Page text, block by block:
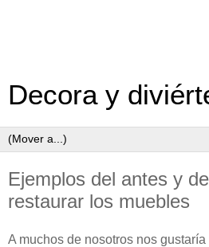
Decora y
Ejemplos del antes y
restaurar los muebles
A muchos de nosotros nos